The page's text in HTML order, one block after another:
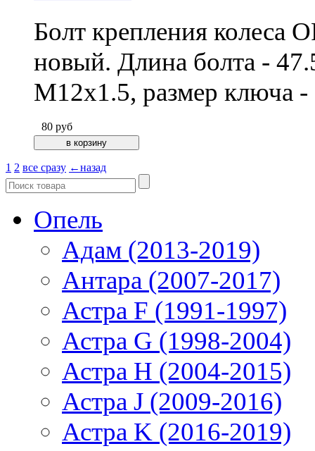
Болт крепления колеса
новый. Длина болта -
М12х1.5, размер ключа
80 руб
1 2 все сразу ←назад
Опель
Адам (2013-2019)
Антара (2007-2017)
Астра F (1991-1997)
Астра G (1998-2004)
Астра H (2004-2015)
Астра J (2009-2016)
Астра K (2016-2019)